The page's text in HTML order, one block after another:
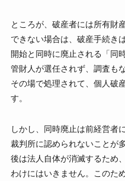
ところが、破産者には所有財
できない場合は、破産手続き
開始と同時に廃止される「同
管財人が選任されず、調査も
その場で処理されて、個人破
す。
しかし、同時廃止は前経営者
裁判所に認められないことが
後は法人自体が消滅するため
わけにはいきません。このた